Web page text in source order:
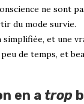
ne sont
du mode survie.
et une
de temps, et
en a trop